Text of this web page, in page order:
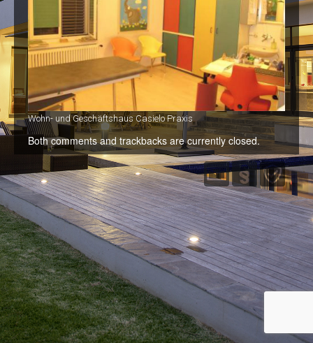
Projektentwicklung
Immobilien
Kontakt
Wohn- und Geschäftshaus Casielo Praxis
Both comments and trackbacks are currently closed.